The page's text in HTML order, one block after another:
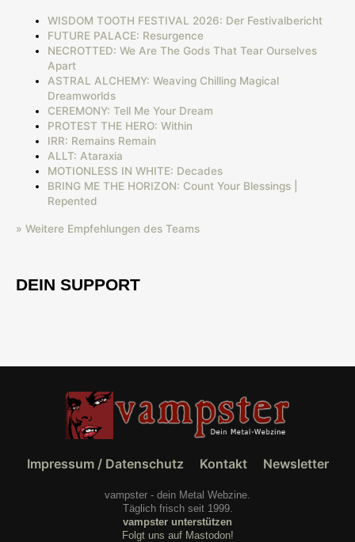
WISDOM TOOTH FESTIVAL 2026: Der Festivalbericht
FUTURE PALACE: Resurgence
NECROTTED: We Are The Gods That Tear Ourselves
Apart
ASTRAL ALCHEMY: Weaving Chilling Magical
Dreamworlds
CEREMONY: Tell Me Your Dream
PROTEST THE HERO: Within
IRR: Remains Remain
ALLT: Ataraxia
MOTIONLESS IN WHITE: Decades
BRING ME THE HORIZON: Count Your Blessings |
Repented
» Weitere Empfehlungen des Teams
DEIN SUPPORT
Impressum / Datenschutz Kontakt Newsletter
vampster - dein Metal Webzine.
Täglich frisch seit 1999.
vampster unterstützen
Folgt uns auf Mastodon!